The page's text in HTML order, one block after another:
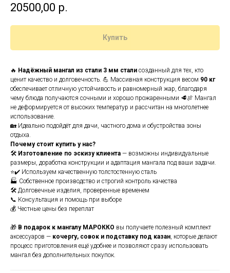
20500,00 р.
Купить
🔥 Надёжный мангал из стали 3 мм стали созданный для тех, кто
ценит качество и долговечность. 💪 Массивная конструкция весом 90 кг
обеспечивает отличную устойчивость и равномерный жар, благодаря
чему блюда получаются сочными и хорошо прожаренными 🥩🍖 Мангал
не деформируется от высоких температур и рассчитан на многолетнее
использование.
🏡 Идеально подойдёт для дачи, частного дома и обустройства зоны
отдыха.
Почему стоит купить у нас?
🛠 Изготовление по эскизу клиента — возможны индивидуальные
размеры, доработка конструкции и адаптация мангала под ваши задачи.
⭐✔️ Используем качественную толстостенную сталь
🏭 Собственное производство и строгий контроль качества
🛠️ Долговечные изделия, проверенные временем
📞 Консультация и помощь при выборе
💰 Честные цены без переплат
🎁 В подарок к мангалу МАРОККО вы получаете полезный комплект
аксессуаров — кочергу, совок и подставку под казан, которые делают
процесс приготовления ещё удобнее и позволяют сразу использовать
мангал без дополнительных покупок.